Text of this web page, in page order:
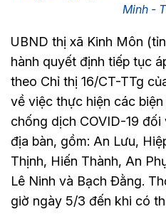
Minh -
UBND thị xã Kinh Môn
hành quyết định tiếp tục
theo Chỉ thị 16/CT-TTg
về việc thực hiện các
chống dịch COVID-19 đối
địa bàn, gồm: An Lưu,
Thịnh, Hiến Thành, An
Lê Ninh và Bạch Đằng.
giờ ngày 5/3 đến khi có